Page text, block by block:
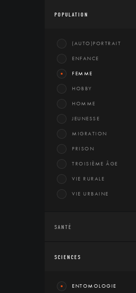
POPULATION
(AUTO)PORTRAIT
ENFANCE
FEMME
HOBBY
HOMME
JEUNESSE
MIGRATION
PRISON
TROISIÈME ÂGE
VIE RURALE
VIE URBAINE
SANTÉ
SCIENCES
ENTOMOLOGIE